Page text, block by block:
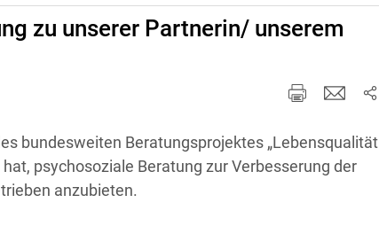
zu unserer Partnerin/ unserem
bundesweiten Beratungsprojektes „Lebensqualität
psychosoziale Beratung zur Verbesserung der
anzubieten.